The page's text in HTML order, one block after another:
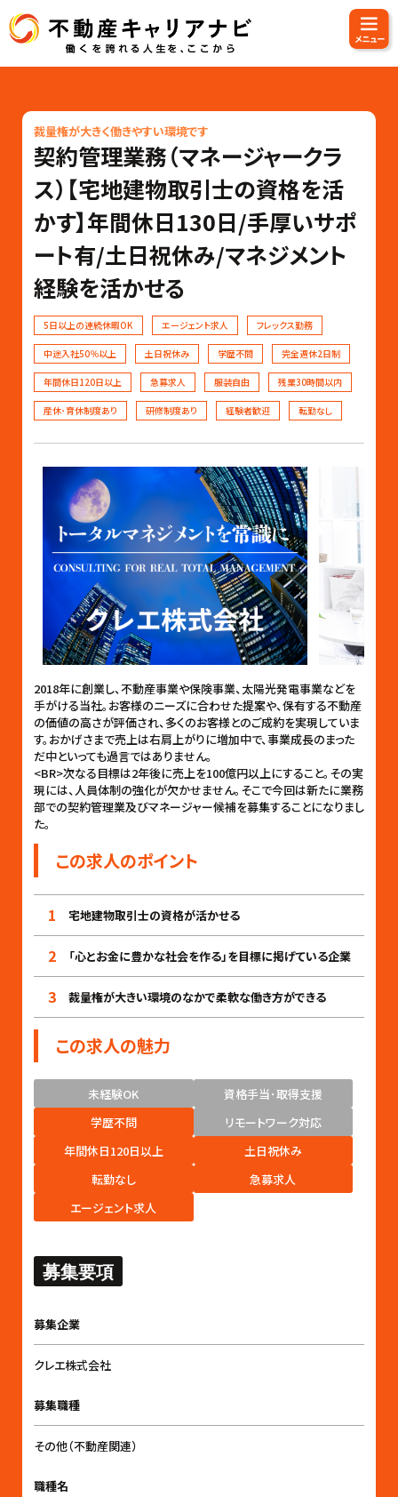
裁量権が大きく働きやすい環境です
契約管理業務（マネージャークラ
ス）【宅地建物取引士の資格を活
かす】年間休日130日/手厚いサポ
ート有/土日祝休み/マネジメント
経験を活かせる
5日以上の連続休暇OK エージェント求人 フレックス勤務
中途入社50％以上 土日祝休み 学歴不問 完全週休2日制
年間休日120日以上 急募求人 服装自由 残業30時間以内
産休･育休制度あり 研修制度あり 経験者歓迎 転勤なし
2018年に創業し、不動産事業や保険事業、太陽光発電事業などを
手がける当社。お客様のニーズに合わせた提案や、保有する不動産
の価値の高さが評価され、多くのお客様とのご成約を実現していま
す。おかげさまで売上は右肩上がりに増加中で、事業成長のまった
だ中といっても過言ではありません。
<BR>次なる目標は2年後に売上を100億円以上にすること。その実
現には、人員体制の強化が欠かせません。そこで今回は新たに業務
部での契約管理業及びマネージャー候補を募集することになりまし
た。
この求人のポイント
1 宅地建物取引士の資格が活かせる
2 「心とお金に豊かな社会を作る」を目標に掲げている企業
3 裁量権が大きい環境のなかで柔軟な働き方ができる
この求人の魅力
未経験OK
資格手当･取得支援
学歴不問
リモートワーク対応
年間休日120日以上
土日祝休み
転勤なし
急募求人
エージェント求人
募集要項
募集企業
クレエ株式会社
募集職種
その他（不動産関連）
職種名